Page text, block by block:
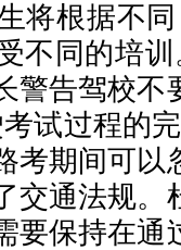
将根据不
不同的培
警告驾校不
试过程的
考期间可以
交通法规。
要保持在通